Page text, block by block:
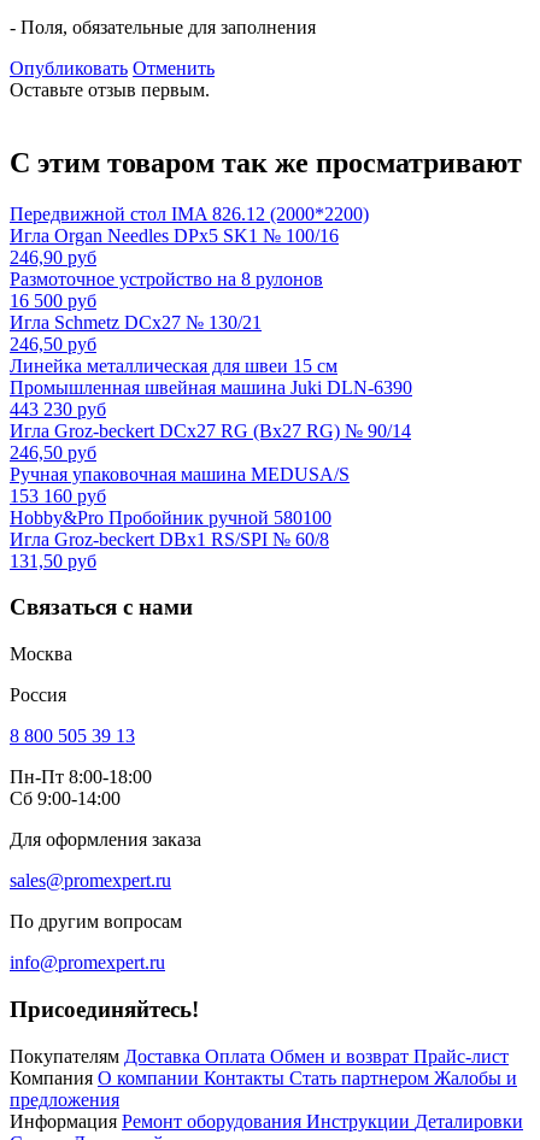
- Поля, обязательные для заполнения
Опубликовать Отменить
Оставьте отзыв первым.
С этим товаром так же просматривают
Передвижной стол IMA 826.12 (2000*2200)
Игла Organ Needles DPx5 SK1 № 100/16
246,90 руб
Размоточное устройство на 8 рулонов
16 500 руб
Игла Schmetz DCx27 № 130/21
246,50 руб
Линейка металлическая для швеи 15 см
Промышленная швейная машина Juki DLN-6390
443 230 руб
Игла Groz-beckert DCx27 RG (Bx27 RG) № 90/14
246,50 руб
Ручная упаковочная машина MEDUSA/S
153 160 руб
Hobby&Pro Пробойник ручной 580100
Игла Groz-beckert DBx1 RS/SPI № 60/8
131,50 руб
Связаться с нами
Москва
Россия
8 800 505 39 13
Пн-Пт 8:00-18:00
Сб 9:00-14:00
Для оформления заказа
sales@promexpert.ru
По другим вопросам
info@promexpert.ru
Присоединяйтесь!
Покупателям Доставка Оплата Обмен и возврат Прайс-лист
Компания О компании Контакты Стать партнером Жалобы и
предложения
Информация Ремонт оборудования Инструкции Деталировки